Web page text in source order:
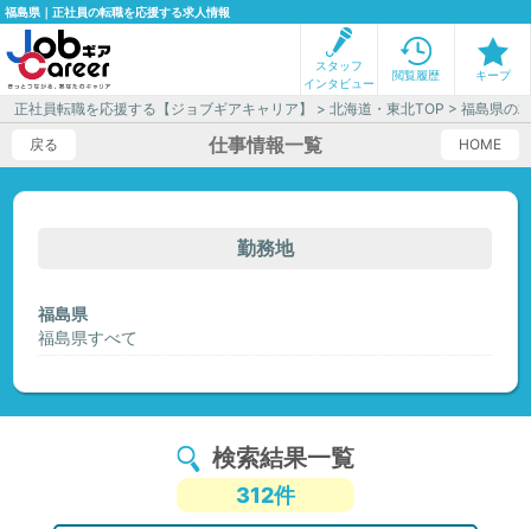
福島県｜正社員の転職を応援する求人情報
スタッフ
インタビュー
閲覧履歴 キープ
正社員転職を応援する【ジョブギアキャリア】 >北海道・東北TOP > 福島県の
戻る
HOME
仕事情報一覧
勤務地
福島県
福島県すべて
検索結果一覧
312件